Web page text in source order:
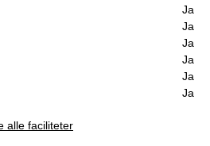
Ja
Ja
Ja
Ja
Ja
Ja
alle faciliteter